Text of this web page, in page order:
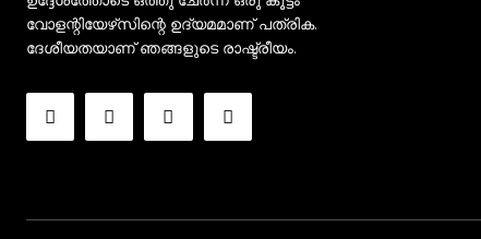
വോളന്റിയേഴ്‌സിന്റെ ഉദ്യമമാണ് പത്രിക.
ദേശീയതയാണ് ഞങ്ങളുടെ രാഷ്ട്രീയം.